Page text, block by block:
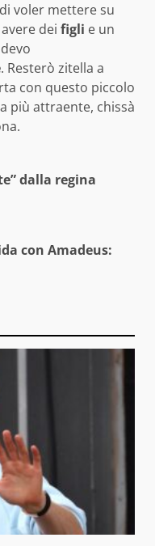
voler mettere su
dei figli e un
. Resterò zitella a
con questo piccolo
più attraente, chissà
dalla regina
con Amadeus: